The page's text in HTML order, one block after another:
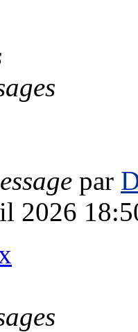
par
2026